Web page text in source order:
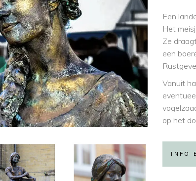
Een
Het
Ze
een
Vanuit
op het
INFO